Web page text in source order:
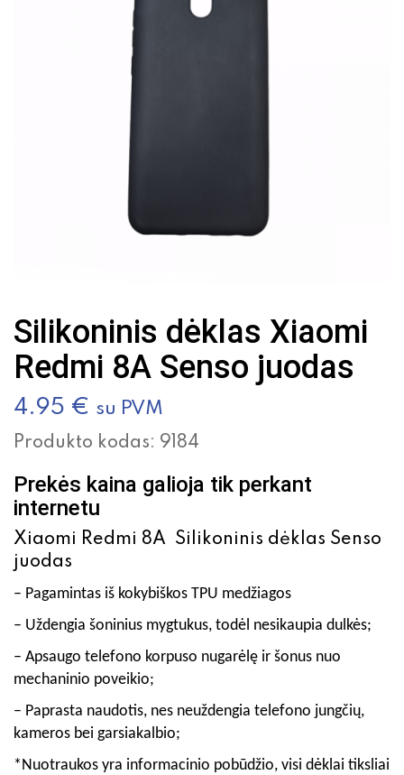
Silikoninis dėklas Xiaomi
Redmi 8A Senso juodas
4.95 € su PVM
Produkto kodas: 9184
Prekės kaina galioja tik perkant
internetu
Xiaomi Redmi 8A Silikoninis dėklas Senso
juodas
– Pagamintas iš kokybiškos TPU medžiagos
– Uždengia šoninius mygtukus, todėl nesikaupia dulkės;
– Apsaugo telefono korpuso nugarėlę ir šonus nuo
mechaninio poveikio;
– Paprasta naudotis, nes neuždengia telefono jungčių,
kameros bei garsiakalbio;
*Nuotraukos yra informacinio pobūdžio, visi dėklai tiksliai